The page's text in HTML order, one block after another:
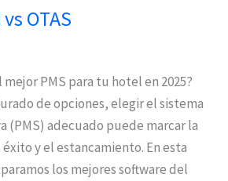
OTAS
mejor PMS para tu hotel en 2025?
de opciones, elegir el sistema
(PMS) adecuado puede marcar la
y el estancamiento. En esta
los mejores software del